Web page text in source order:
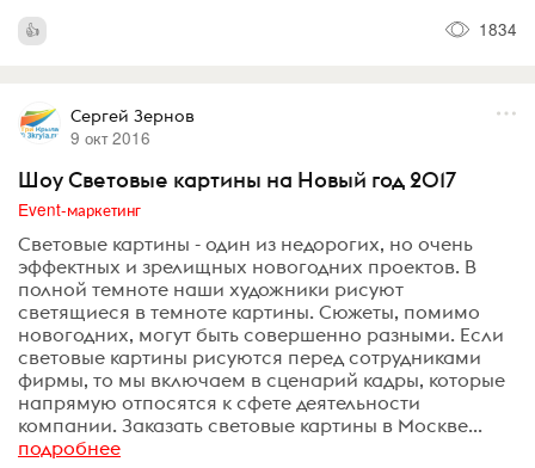
1834
Сергей Зернов
9 окт 2016
Шоу Световые картины на Новый год 2017
Event-маркетинг
Световые картины - один из недорогих, но очень
эффектных и зрелищных новогодних проектов. В
полной темноте наши художники рисуют
светящиеся в темноте картины. Сюжеты, помимо
новогодних, могут быть совершенно разными. Если
световые картины рисуются перед сотрудниками
фирмы, то мы включаем в сценарий кадры, которые
напрямую отпосятся к сфете деятельности
компании. Заказать световые картины в Москве...
подробнее